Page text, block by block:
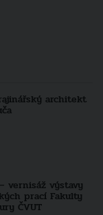
architekt
vernisáž výstavy
prací Fakulty
ČVUT